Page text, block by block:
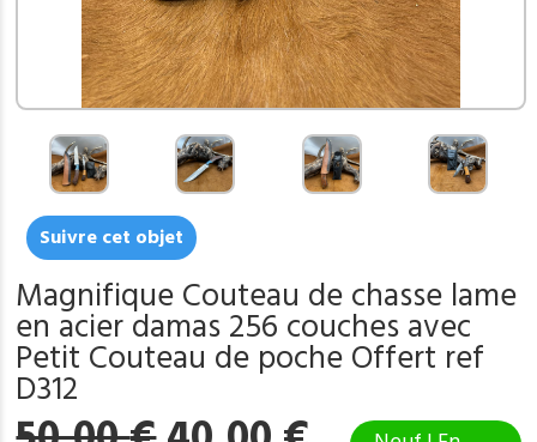
Suivre cet objet
Magnifique Couteau de chasse lame
en acier damas 256 couches avec
Petit Couteau de poche Offert ref
D312